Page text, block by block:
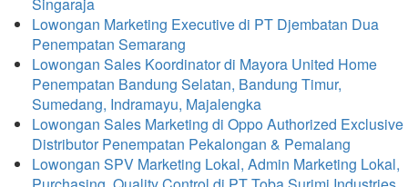
Lowongan Marketing Executive di PT Djembatan Dua
Penempatan Semarang
Lowongan Sales Koordinator di Mayora United Home
Penempatan Bandung Selatan, Bandung Timur,
Sumedang, Indramayu, Majalengka
Lowongan Sales Marketing di Oppo Authorized Exclusive
Distributor Penempatan Pekalongan & Pemalang
Lowongan SPV Marketing Lokal, Admin Marketing Lokal,